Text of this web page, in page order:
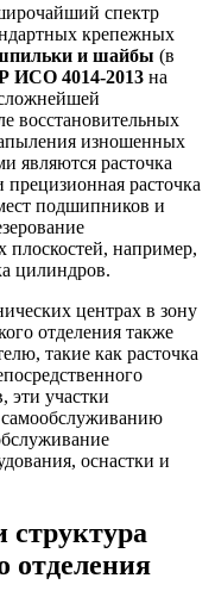
спектр
крепежных
и шайбы (в
ИСО 4014-2013 на
восстановительных
изношенных
являются расточка
расточка
подшипников и
например,
цилиндров.
центрах в зону
отделения также
такие как расточка
эти участки
оснастки и
структура
отделения